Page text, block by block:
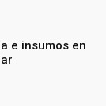
e insumos en